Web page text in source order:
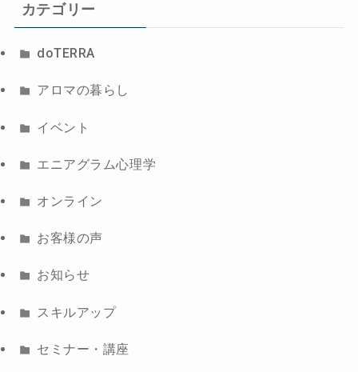
カテゴリー
doTERRA
アロマの暮らし
イベント
エニアグラム心理学
オンライン
お客様の声
お知らせ
スキルアップ
セミナー・講座